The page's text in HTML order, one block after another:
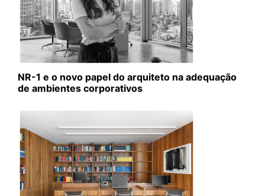
NR-1 e o novo papel do arquiteto na adequação
de ambientes corporativos